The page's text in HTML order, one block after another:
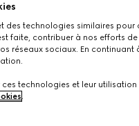
des technologies similaires
faite, contribuer à nos efforts
réseaux sociaux. En continuant
technologies et leur
.